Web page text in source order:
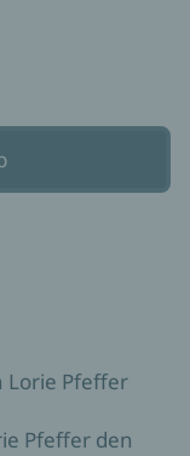
Lorie Pfeffer
Pfeffer den